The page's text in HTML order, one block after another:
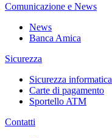
Comunicazione e News
News
Banca Amica
Sicurezza
Sicurezza informatica
Carte di pagamento
Sportello ATM
Contatti